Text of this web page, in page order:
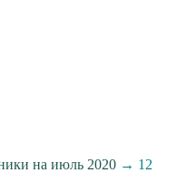
на июль 2020→ 12